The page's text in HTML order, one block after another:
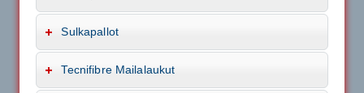
Sulkapallot
Tecnifibre Mailalaukut